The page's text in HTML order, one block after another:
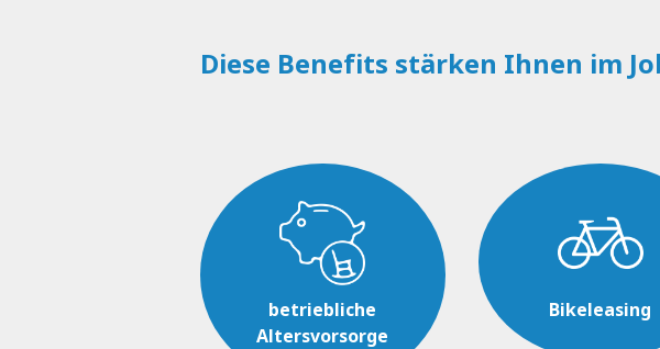
Diese Benefits stärken Ihnen im
betriebliche
Altersvorsorge
Bikeleasing